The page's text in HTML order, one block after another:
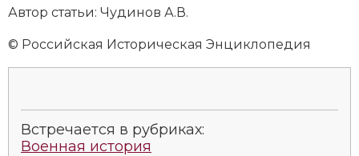
Автор статьи: Чудинов А.В.
© Российская Историческая Энциклопедия
Встречается в рубриках:
Военная история